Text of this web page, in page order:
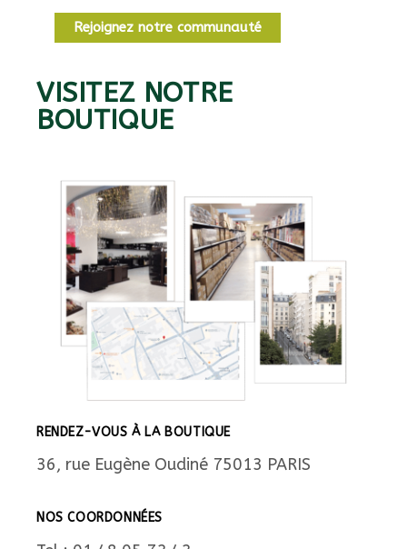
Rejoignez notre communauté
VISITEZ NOTRE
BOUTIQUE
RENDEZ-VOUS À LA BOUTIQUE
36, rue Eugène Oudiné 75013 PARIS
NOS COORDONNÉES